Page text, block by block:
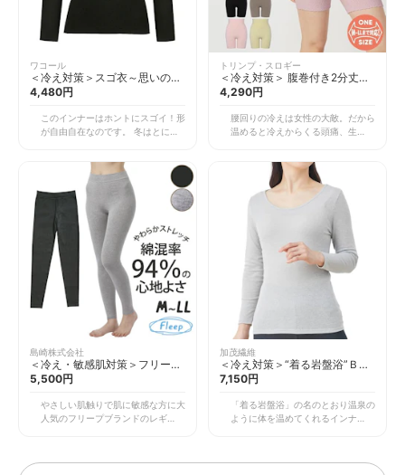
だ、補整力がしっかりあるので必ず
試着してサイズ選びをしてくださ
い。
す。 綿インナーを着たいけど夏の
汗を考えるとポリエステルを選んで
いる方、ぜひ試してください。こん
なに気持ちいい綿インナーがあるの
かとびっくりします。 ますます暑
くなっている現代の大人の女性にお
勧めしたいインナーです。
ワコール
＜冷え対策＞スゴ衣～思いの丈
にできる便利インナー
4,480円
このインナーはホントにスゴイ！形
が自由自在なのです。 冬はとにか
ない！・・ということはありません
か？ 例えば、袖口から、襟元から
肌着が見えてしまい興ざめ。 そん
な時に活躍するのがこのインナー。
上に着る洋服に合わせて伸縮してく
れるとても便利なものなのです。
ワンピースを着てオシャレしてでか
けたい、だけど寒さ対策はしたい時
にピッタリ。 寒いときの結婚式や
ちょっと頑張っておしゃれするとき
の定番インナーです。
トリンプ・スロギー
＜冷え対策＞ 腹巻付き2分丈ニ
ットパンツ
4,290円
腰回りの冷えは女性の大敵。だから
温めると冷えからくる頭痛、生理痛
で、お尻からお腹までしっかり保温
してくれるので安心です。お腹だけ
をを温める腹巻と違ってズレたりす
る不快感もなく気持ちよく着用でき
ばれていましたが今はこんなスタイ
リッシュなパンツでしっかり保温で
きるのです。 私はパジャマの中に
いつもニットパンツを履いていま
す。冬の冷えからだけでなく夏の寝
冷えからも守ってくれます。使い方
によっては年中使えるアイテムなの
です。 最近はガードルを履かない
女性が多いのですが、冬は冷え防止
のためにも一枚重ねた方が体調を守
るためにもおすすめします。
島崎株式会社
＜冷え・敏感肌対策＞フリー
プ・ コンフォートレギンス
5,500円
やさしい肌触りで肌に敏感な方に大
人気のフリープブランドのレギンス
加茂繊維
＜冷え対策＞“着る岩盤浴”ＢＳ
ファイン・ 8分袖シャツ
7,150円
「着る岩盤浴」の名のとおり温泉の
ように体を温めてくれるインナーで